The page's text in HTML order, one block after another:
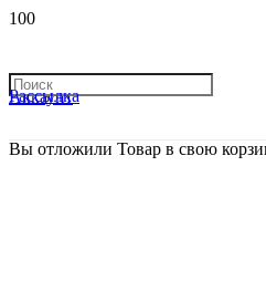
Рассылка
Аккаунт
Вы отложили Товар в свою